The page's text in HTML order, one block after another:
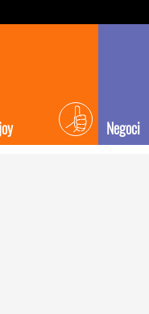
Negoci